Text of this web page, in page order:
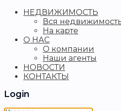
НЕДВИЖИМОСТЬ
Вся
На карте
О НАС
О компании
Наши агенты
НОВОСТИ
КОНТАКТЫ
Login